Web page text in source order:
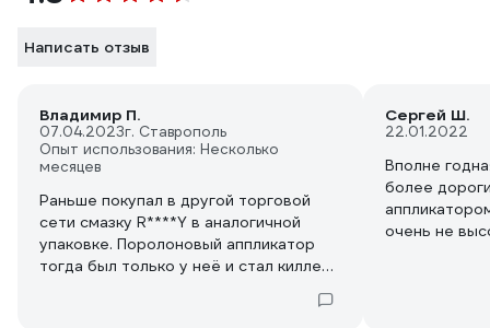
Написать отзыв
Владимир П.
07.04.2023г. Ставрополь
Опыт использования: Несколько
месяцев
Раньше покупал в другой торговой
сети смазку R****Y в аналогичной
упаковке. Поролоновый аппликатор
тогда был только у неё и стал киллер-
Сергей Ш.
22.01.2022
Вполне
более
очень не